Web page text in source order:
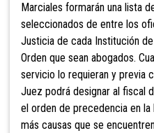
Marciales formarán una lista
seleccionados de entre los
Justicia de cada Institución
Orden que sean abogados.
servicio lo requieran y previa
Juez podrá designar al fiscal
el orden de precedencia en
más causas que se